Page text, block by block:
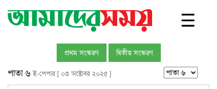
☰
প্রথম সংস্করণ দ্বিতীয় সংস্করণ
পাতা ৬ই-পেপার [ ০৩ অক্টোবর ২০২৫ ]